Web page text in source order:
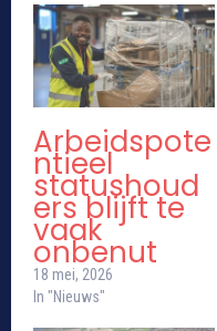
Arbeidspote
ntieel
statushoud
ers blijft te
vaak
onbenut
18 mei, 2026
In "Nieuws"